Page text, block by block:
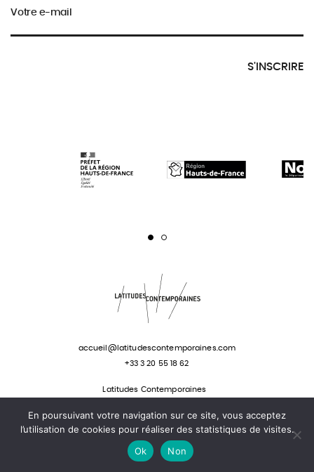
Votre e-mail
S'INSCRIRE
Page 1 Page 2
Latitudes Contemporaines
59800 Lille - France
accueil@latitudescontemporaines.com
+33 3 20 55 18 62
Mentions légales Site par Makewaves
En poursuivant votre navigation sur ce site, vous acceptez
l’utilisation de cookies pour réaliser des statistiques de visites.
Ok
Non